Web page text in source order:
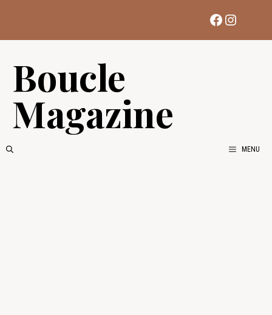
contenu
Facebook
Boucle
Magazine
MENU